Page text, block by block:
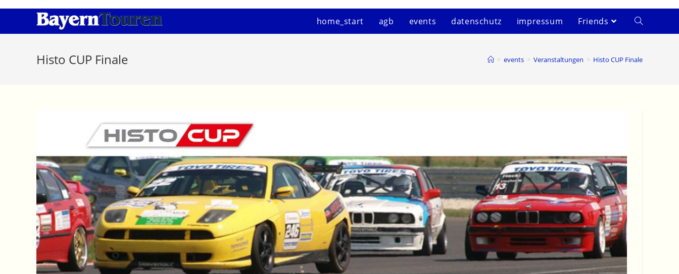
home_start agb events datenschutz impressum Friends
Histo CUP Finale > events > Veranstaltungen > Histo CUP Finale